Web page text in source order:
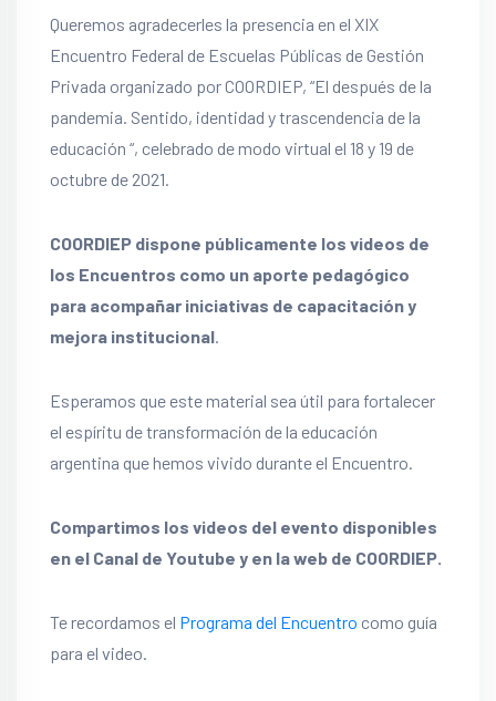
Queremos agradecerles la presencia en el XIX
Encuentro Federal de Escuelas Públicas de Gestión
Privada organizado por COORDIEP, “El después de la
pandemia. Sentido, identidad y trascendencia de la
educación “, celebrado de modo virtual el 18 y 19 de
octubre de 2021.
COORDIEP dispone públicamente los videos de
los Encuentros como un aporte pedagógico
para acompañar iniciativas de capacitación y
mejora institucional.
Esperamos que este material sea útil para fortalecer
el espíritu de transformación de la educación
argentina que hemos vivido durante el Encuentro.
Compartimos los videos del evento disponibles
en el Canal de Youtube y en la web de COORDIEP.
Te recordamos el Programa del Encuentro como guía
para el video.